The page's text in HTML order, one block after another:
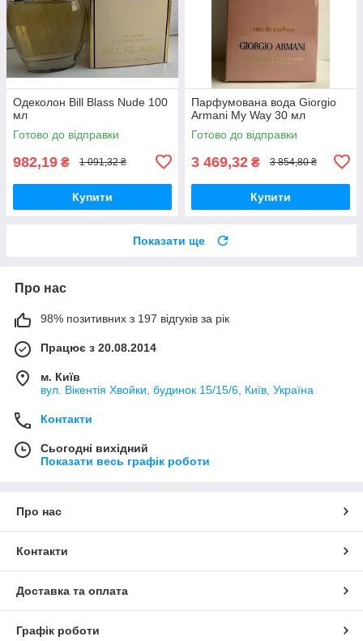
Одеколон Bill Blass Nude 100
мл
Готово до відправки
982,19 ₴ 1 091,32 ₴
Купити
Парфумована вода Giorgio
Armani My Way 30 мл
Готово до відправки
3 469,32 ₴ 3 854,80 ₴
Купити
Показати ще
Про нас
98% позитивних з 197 відгуків за рік
Працює з 20.08.2014
м. Київ
вул. Вікентія Хвойки, будинок 15/15/6, Київ, Україна
Контакти
Сьогодні вихідний
Показати весь графік роботи
Про нас
Контакти
Доставка та оплата
Графік роботи